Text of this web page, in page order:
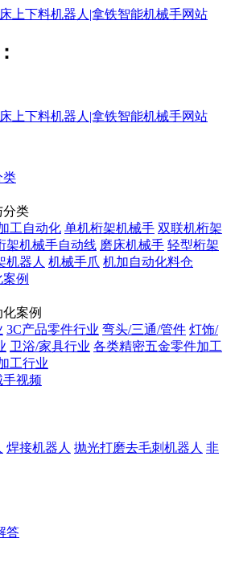
类
工自动化 单机桁架机械手 双联机桁架
架机械手自动线 磨床机械手 轻型桁架
机器人 机械手爪 机加自动化料仓
例
3C产品零件行业 弯头/三通/管件 灯饰/
卫浴/家具行业 各类精密五金零件加工
工行业
视频
焊接机器人 抛光打磨去毛刺机器人 非
答